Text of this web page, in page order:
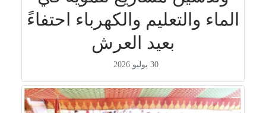
الماء والتعليم والكهرباء احتفاءً
بعيد العرش
30 يوليو 2026